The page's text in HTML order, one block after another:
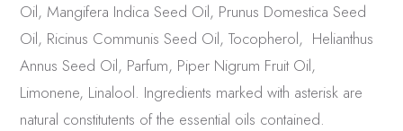
Oil, Mangifera Indica Seed Oil, Prunus Domestica Seed
Oil, Ricinus Communis Seed Oil, Tocopherol, Helianthus
Annus Seed Oil, Parfum, Piper Nigrum Fruit Oil,
Limonene, Linalool. Ingredients marked with asterisk are
natural constitutents of the essential oils contained.